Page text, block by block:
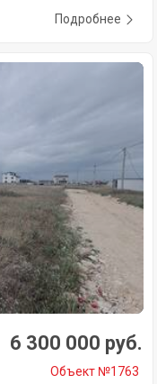
Подробнее
6 300 000 руб.
Объект №1763